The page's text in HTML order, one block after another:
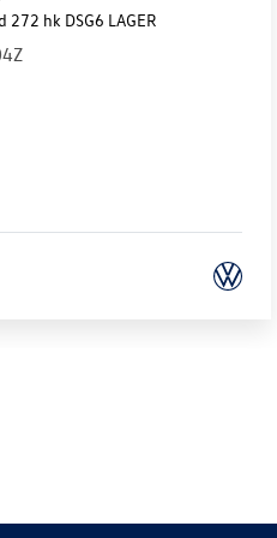
hk DSG6 LAGER